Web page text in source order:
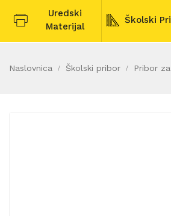
Uredski
Materijal
Školski
Naslovnica Školski pribor Pribor